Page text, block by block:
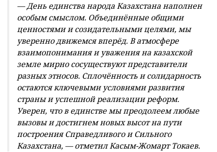
— День единства народа Казахстана наполнен
особым смыслом. Объединённые общими
ценностями и созидательными целями, мы
уверенно движемся вперёд. В атмосфере
взаимопонимания и уважения на казахской
земле мирно сосуществуют представители
разных этносов. Сплочённость и солидарность
остаются ключевыми условиями развития
страны и успешной реализации реформ.
Уверен, что в единстве мы преодолеем любые
вызовы и достигнем новых высот на пути
построения Справедливого и Сильного
Казахстана, — отметил Касым-Жомарт Токаев.